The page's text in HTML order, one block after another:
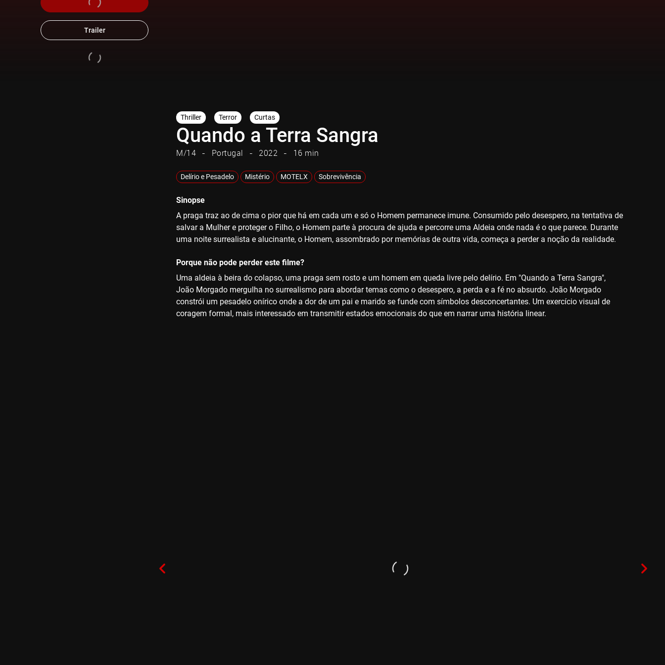
Trailer
Thriller Terror Curtas
Quando a Terra Sangra
M/14 Portugal 2022 16 min
Delírio e Pesadelo Mistério MOTELX Sobrevivência
Sinopse
A praga traz ao de cima o pior que há em cada um e só o Homem permanece imune. Consumido pelo desespero, na tentativa de
salvar a Mulher e proteger o Filho, o Homem parte à procura de ajuda e percorre uma Aldeia onde nada é o que parece. Durante
uma noite surrealista e alucinante, o Homem, assombrado por memórias de outra vida, começa a perder a noção da realidade.
Porque não pode perder este filme?
Uma aldeia à beira do colapso, uma praga sem rosto e um homem em queda livre pelo delírio. Em "Quando a Terra Sangra",
João Morgado mergulha no surrealismo para abordar temas como o desespero, a perda e a fé no absurdo. João Morgado
constrói um pesadelo onírico onde a dor de um pai e marido se funde com símbolos desconcertantes. Um exercício visual de
coragem formal, mais interessado em transmitir estados emocionais do que em narrar uma história linear.